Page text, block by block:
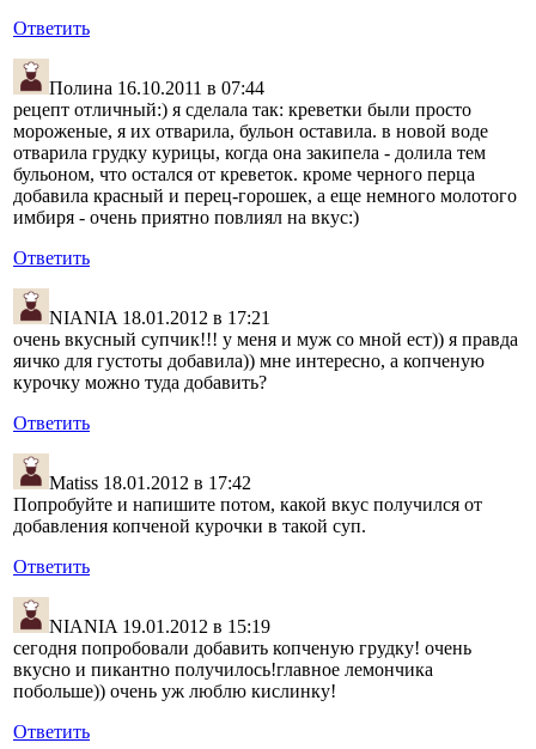
Ответить
Полина 16.10.2011 в 07:44
рецепт отличный:) я сделала так: креветки были просто
мороженые, я их отварила, бульон оставила. в новой воде
отварила грудку курицы, когда она закипела - долила тем
бульоном, что остался от креветок. кроме черного перца
добавила красный и перец-горошек, а еще немного молотого
имбиря - очень приятно повлиял на вкус:)
Ответить
NIANIA 18.01.2012 в 17:21
очень вкусный супчик!!! у меня и муж со мной ест)) я правда
яичко для густоты добавила)) мне интересно, а копченую
курочку можно туда добавить?
Ответить
Matiss 18.01.2012 в 17:42
Попробуйте и напишите потом, какой вкус получился от
добавления копченой курочки в такой суп.
Ответить
NIANIA 19.01.2012 в 15:19
сегодня попробовали добавить копченую грудку! очень
вкусно и пикантно получилось!главное лемончика
побольше)) очень уж люблю кислинку!
Ответить